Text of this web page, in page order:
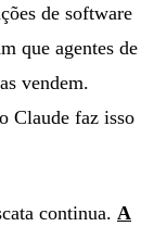
de software
que agentes de
vendem.
Claude faz isso
continua. A